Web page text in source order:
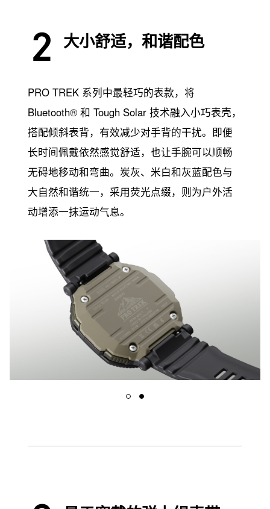
大小舒适，和谐配色
PRO TREK 系列中最轻巧的表款，将
Bluetooth® 和 Tough Solar 技术融入小巧表壳，
搭配倾斜表背，有效减少对手背的干扰。即便
长时间佩戴依然感觉舒适，也让手腕可以顺畅
无碍地移动和弯曲。炭灰、米白和灰蓝配色与
大自然和谐统一，采用荧光点缀，则为户外活
动增添一抹运动气息。